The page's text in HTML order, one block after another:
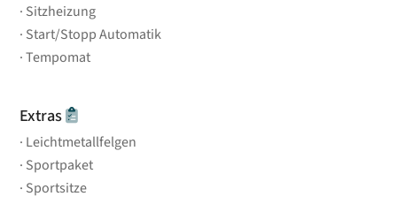
Sitzheizung
Start/Stopp Automatik
Tempomat
Extras
Leichtmetallfelgen
Sportpaket
Sportsitze